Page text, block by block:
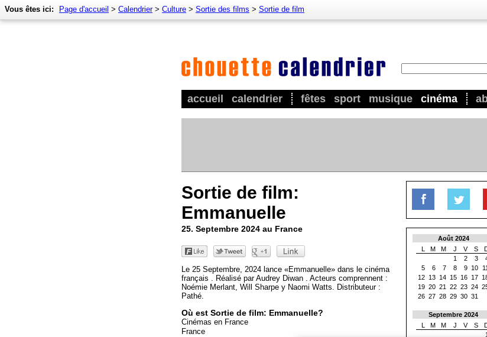
accueil calendrier fêtes sport musique cinéma
Vous êtes ici: Page d'accueil > Calendrier> Culture > Sortie des films > Sortie de film
Sortie de film:
Emmanuelle
25. Septembre 2024 au France
Le 25 Septembre, 2024 lance «Emmanuelle» dans le cinéma
français . Réalisé par Audrey Diwan . Acteurs comprennent :
Noémie Merlant, Will Sharpe y Naomi Watts. Distributeur :
Pathé.
Où est Sortie de film: Emmanuelle?
Cinémas en France
France
Août 2024
L
M M J V S
1
2 3
5
6 7 8 9 10
11
12 13 14 15 16 17
19 20 21 22 23 24
26 27 28 29 30 31
Septembre 2024
L
M M J V S
1